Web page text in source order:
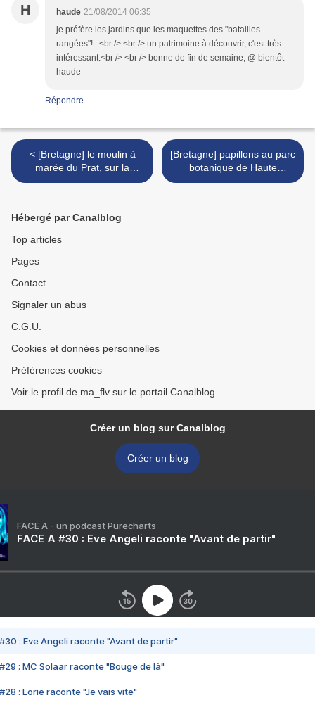
H haude 21/08/2014 06:35
je préfère les jardins que les maquettes des "batailles
rangées"!...<br /> <br /> un patrimoine à découvrir, c'est très
intéressant.<br /> <br /> bonne de fin de semaine, @ bientôt
haude
Répondre
< [Bretagne] le moulin à
marée du Prat, sur la
Rance
[Bretagne] papillons au parc
botanique de Haute
Bretagne >
Hébergé par Canalblog
Top articles
Pages
Contact
Signaler un abus
C.G.U.
Cookies et données personnelles
Préférences cookies
Voir le profil de ma_flv sur le portail Canalblog
Créer un blog sur Canalblog
Créer un blog
FACE A - un podcast Purecharts
FACE A #30 : Eve Angeli raconte "Avant de partir"
#30 : Eve Angeli raconte "Avant de partir"
#29 : MC Solaar raconte "Bouge de là"
#28 : Lorie raconte "Je vais vite"